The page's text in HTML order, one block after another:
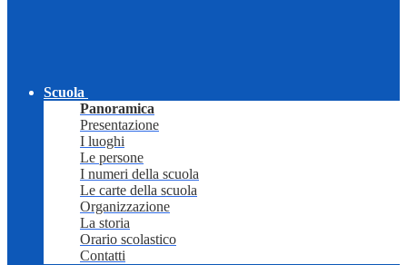
Scuola
Panoramica
Presentazione
I luoghi
Le persone
I numeri della scuola
Le carte della scuola
Organizzazione
La storia
Orario scolastico
Contatti